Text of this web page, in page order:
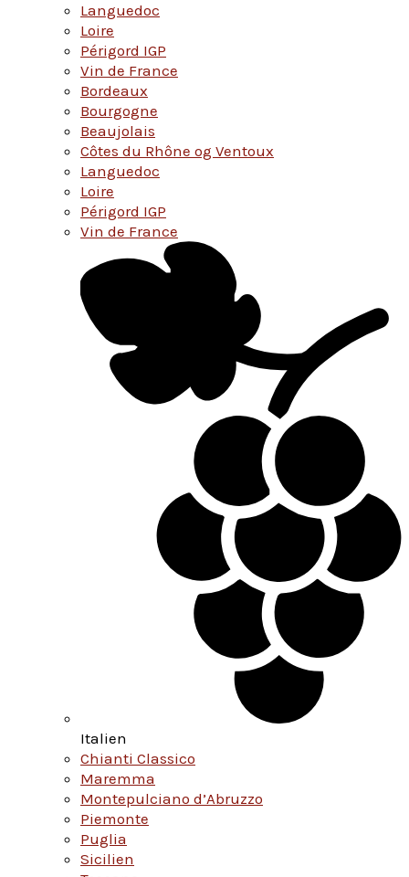
Languedoc
Loire
Périgord IGP
Vin de France
Bordeaux
Bourgogne
Beaujolais
Côtes du Rhône og Ventoux
Languedoc
Loire
Périgord IGP
Vin de France
Italien
Chianti Classico
Maremma
Montepulciano d’Abruzzo
Piemonte
Puglia
Sicilien